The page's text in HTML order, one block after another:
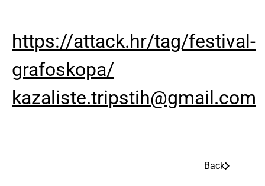
https://attack.hr/tag/festival-
grafoskopa/
kazaliste.tripstih@gmail.com
Back